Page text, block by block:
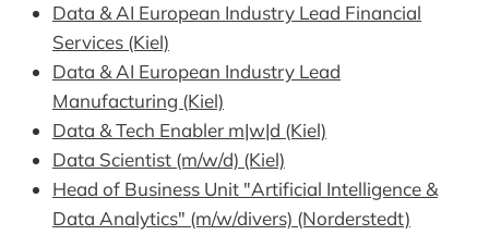
Data & AI European Industry Lead Financial
Services (Kiel)
Data & AI European Industry Lead
Manufacturing (Kiel)
Data & Tech Enabler m|w|d (Kiel)
Data Scientist (m/w/d) (Kiel)
Head of Business Unit "Artificial Intelligence &
Data Analytics" (m/w/divers) (Norderstedt)